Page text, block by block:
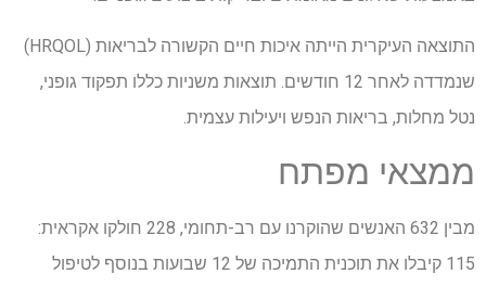
התוצאה העיקרית הייתה איכות חיים הקשורה לבריאות (HRQOL)
שנמדדה לאחר 12 חודשים. תוצאות משניות כללו תפקוד גופני,
נטל מחלות, בריאות הנפש ויעילות עצמית.
ממצאי מפתח
מבין 632 האנשים שהוקרנו עם רב-תחומי, 228 חולקו אקראית:
115 קיבלו את תוכנית התמיכה של 12 שבועות בנוסף לטיפול